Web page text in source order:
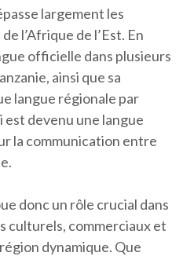
largement les
l’Afrique de l’Est. En
officielle dans plusieurs
ainsi que sa
langue régionale par
est devenu une langue
la communication entre
donc un rôle crucial dans
culturels, commerciaux et
dynamique. Que